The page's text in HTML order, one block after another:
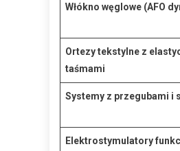
Włókno węglowe (AFO
Ortezy tekstylne z
taśmami
Systemy z przegubami i
Elektrostymulatory